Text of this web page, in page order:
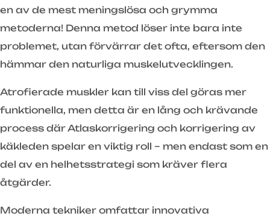
en av de mest meningslösa och grymma
metoderna! Denna metod löser inte bara inte
problemet, utan förvärrar det ofta, eftersom den
hämmar den naturliga muskelutvecklingen.
Atrofierade muskler kan till viss del göras mer
funktionella, men detta är en lång och krävande
process där Atlaskorrigering och korrigering av
käkleden spelar en viktig roll – men endast som en
del av en helhetsstrategi som kräver flera
åtgärder.
Moderna tekniker omfattar innovativa